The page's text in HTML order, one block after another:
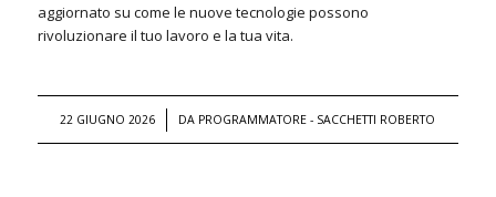
aggiornato su come le nuove tecnologie possono
rivoluzionare il tuo lavoro e la tua vita.
22 GIUGNO 2026
/ DA PROGRAMMATORE - SACCHETTI ROBERTO